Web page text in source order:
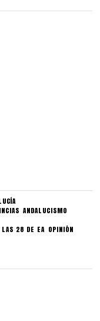
ANDALUCISMO
LAS 28 DE EA OPINIÓN